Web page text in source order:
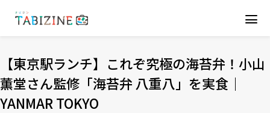
【東京駅ランチ】これぞ究極の海苔弁！小山
薫堂さん監修「海苔弁 八重八」を実食｜
YANMAR TOKYO